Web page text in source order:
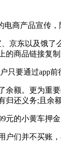
产品宣传，
东以及饿了
的商品链接复
要通过app前
。更为重要
归还义务;且余
的小黄车押金
们并不买账，